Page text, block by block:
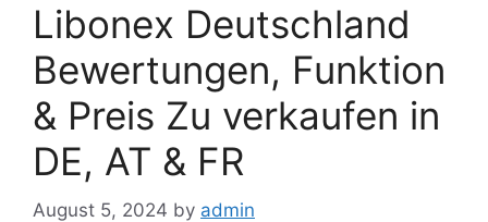
Libonex Deutschland
Bewertungen, Funktion
& Preis Zu verkaufen in
DE, AT & FR
August 5, 2024 by admin